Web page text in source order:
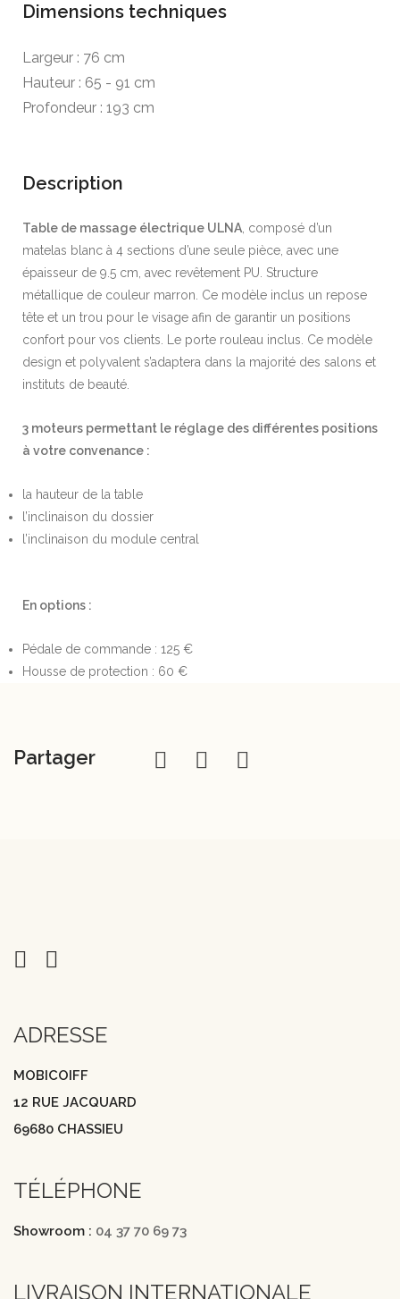
Dimensions techniques
Largeur : 76 cm
Hauteur : 65 - 91 cm
Profondeur : 193 cm
Description
Table de massage électrique ULNA , composé d’un
matelas blanc à 4 sections d’une seule pièce, avec une
épaisseur de 9.5 cm, avec revêtement PU. Structure
métallique de couleur marron. Ce modèle inclus un repose
tête et un trou pour le visage afin de garantir un positions
confort pour vos clients. Le porte rouleau inclus. Ce modèle
design et polyvalent s’adaptera dans la majorité des salons et
instituts de beauté.
3 moteurs permettant le réglage des différentes positions
à votre convenance :
la hauteur de la table
l’inclinaison du dossier
l’inclinaison du module central
En options :
Pédale de commande : 125 €
Housse de protection : 60 €
Partager
ADRESSE
MOBICOIFF
12 RUE JACQUARD
69680 CHASSIEU
TÉLÉPHONE
Showroom : 04 37 70 69 73
LIVRAISON INTERNATIONALE